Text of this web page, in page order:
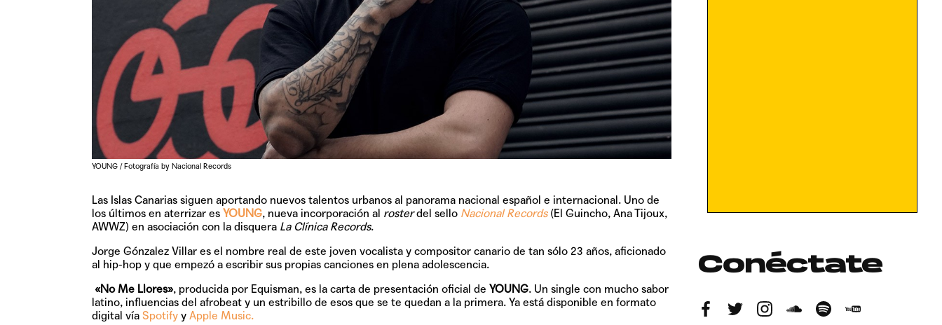
YOUNG / Fotografía by Nacional Records
Las Islas Canarias siguen aportando nuevos talentos urbanos al panorama nacional español e internacional. Uno de
los últimos en aterrizar es YOUNG, nueva incorporación al rosterdel sello Nacional Records(El Guincho, Ana Tijoux,
AWWZ) en asociación con la disquera La Clínica Records.
Jorge Gónzalez Villar es el nombre real de este joven vocalista y compositor canario de tan sólo 23 años, aficionado
al hip-hop y que empezó a escribir sus propias canciones en plena adolescencia.
«No Me Llores», producida por Equisman, es la carta de presentación oficial de YOUNG. Un single con mucho sabor
latino, influencias del afrobeat y un estribillo de esos que se te quedan a la primera. Ya está disponible en formato
digital vía Spotifyy Apple Music.
Conéctate